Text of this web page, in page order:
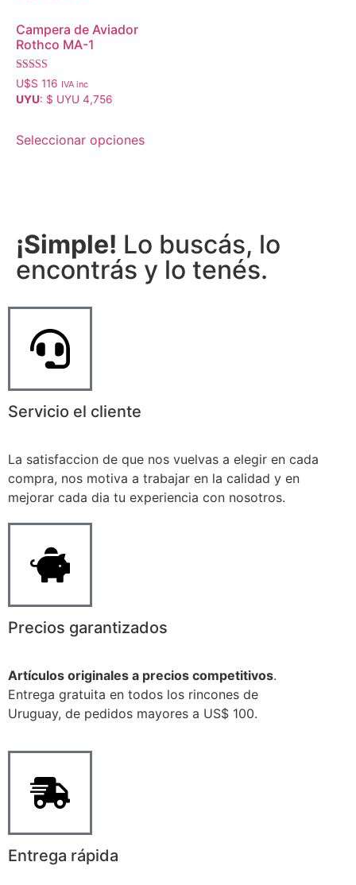
Campera de Aviador
Rothco MA-1
Valorado con
5.00
de 5
U$S 116 IVA inc
UYU: $ UYU 4,756
Seleccionar opciones
¡Simple! Lo buscás, lo
encontrás y lo tenés.
Servicio el cliente
La satisfaccion de que nos vuelvas a elegir en cada
compra, nos motiva a trabajar en la calidad y en
mejorar cada dia tu experiencia con nosotros.
Precios garantizados
Artículos originales a precios competitivos.
Entrega gratuita en todos los rincones de
Uruguay, de pedidos mayores a US$ 100.
Entrega rápida